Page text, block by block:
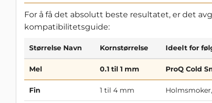
For å få det absolutt beste resultatet, er det
kompatibilitetsguide:
Størrelse Navn Kornstørrelse Ideelt for
Mel 0.1 til 1 mm ProQ Cold
Fin 1 til 4 mm